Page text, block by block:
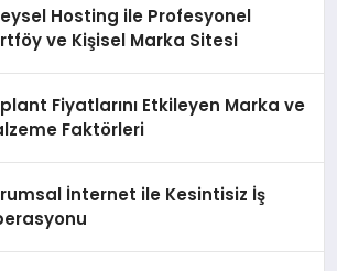
Hosting ile Profesyonel
ve Kişisel Marka Sitesi
Fiyatlarını Etkileyen Marka ve
Faktörleri
İnternet ile Kesintisiz İş